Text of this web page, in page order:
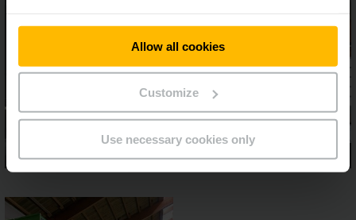
Allow all cookies
Customize
Use necessary cookies only